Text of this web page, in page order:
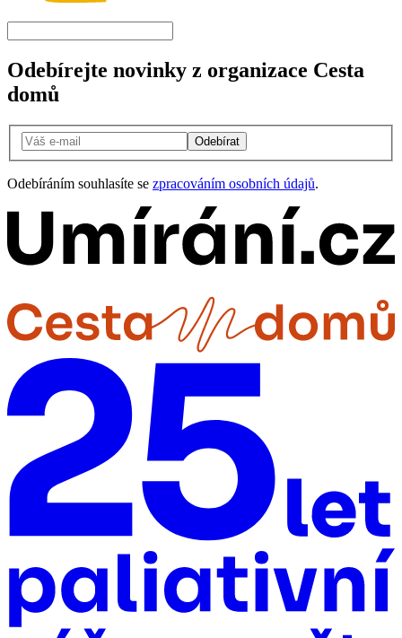
Odebírejte novinky z organizace Cesta
domů
Odebírat
Odebíráním souhlasíte se zpracováním osobních údajů.